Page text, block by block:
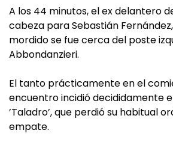
A los 44 minutos, el ex delantero
cabeza para Sebastián
mordido se fue cerca del poste
Abbondanzieri.
El tanto prácticamente en el
encuentro incidió decididamente
’Taladro’, que perdió su habitual
empate.